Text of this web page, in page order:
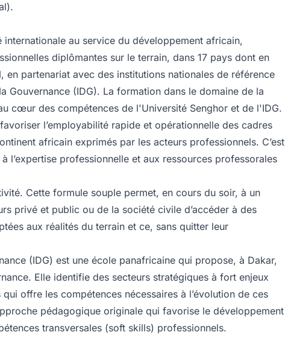
internationale au service du développement africain,
diplômantes sur le terrain, dans 17 pays dont en
en partenariat avec des institutions nationales de référence
Gouvernance (IDG). La formation dans le domaine de la
cœur des compétences de l'Université Senghor et de l'IDG.
l’employabilité rapide et opérationnelle des cadres
africain exprimés par les acteurs professionnels. C’est
l’expertise professionnelle et aux ressources professorales
Cette formule souple permet, en cours du soir, à un
privé et public ou de la société civile d’accéder à des
aux réalités du terrain et ce, sans quitter leur
(IDG) est une école panafricaine qui propose, à Dakar,
Elle identifie des secteurs stratégiques à fort enjeux
offre les compétences nécessaires à l’évolution de ces
pédagogique originale qui favorise le développement
transversales (soft skills) professionnels.